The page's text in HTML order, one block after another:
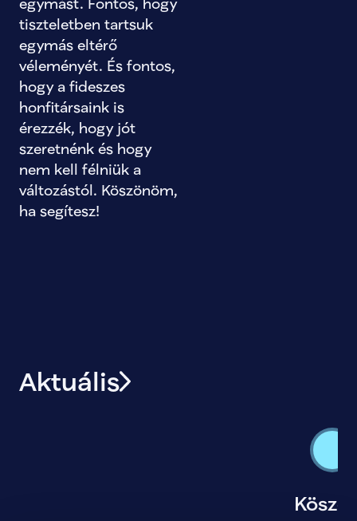
tiszteletben tartsuk
egymás eltérő
véleményét. És fontos,
hogy a fideszes
honfitársaink is
érezzék, hogy jót
szeretnénk és hogy
nem kell félniük a
változástól. Köszönöm,
ha segítesz!
Aktuális